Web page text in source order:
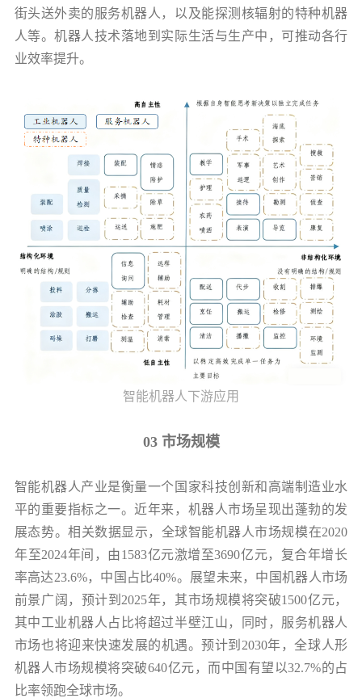
街头送外卖的服务机器人，以及能探测核辐射的特种机器
人等。机器人技术落地到实际生活与生产中，可推动各行
业效率提升。
智能机器人下游应用
03 市场规模
智能机器人产业是衡量一个国家科技创新和高端制造业水
平的重要指标之一。近年来，机器人市场呈现出蓬勃的发
展态势。相关数据显示，全球智能机器人市场规模在2020
年至2024年间，由1583亿元激增至3690亿元，复合年增长
率高达23.6%，中国占比40%。展望未来，中国机器人市场
前景广阔，预计到2025年，其市场规模将突破1500亿元，
其中工业机器人占比将超过半壁江山，同时，服务机器人
市场也将迎来快速发展的机遇。预计到2030年，全球人形
机器人市场规模将突破640亿元，而中国有望以32.7%的占
比率领跑全球市场。